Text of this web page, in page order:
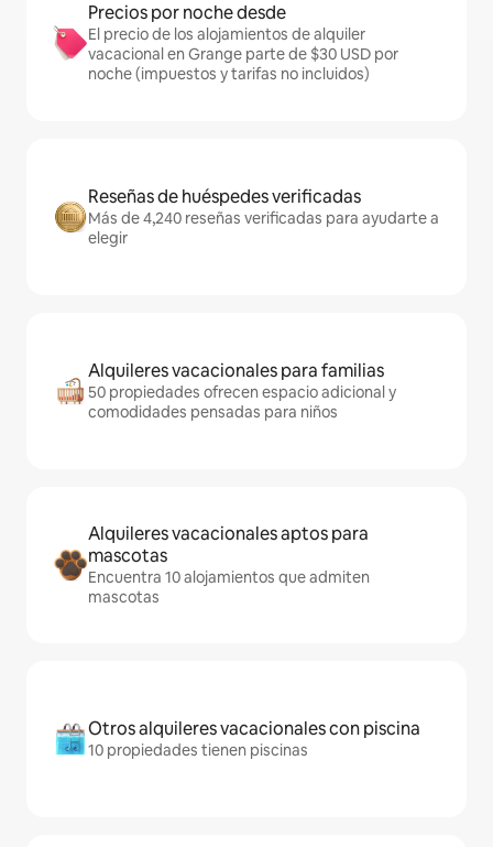
Precios por noche desde
El precio de los alojamientos de alquiler
vacacional en Grange parte de $30 USD por
noche (impuestos y tarifas no incluidos)
Reseñas de huéspedes verificadas
Más de 4,240 reseñas verificadas para ayudarte a
elegir
Alquileres vacacionales para familias
50 propiedades ofrecen espacio adicional y
comodidades pensadas para niños
Alquileres vacacionales aptos para
mascotas
Encuentra 10 alojamientos que admiten
mascotas
Otros alquileres vacacionales con piscina
10 propiedades tienen piscinas